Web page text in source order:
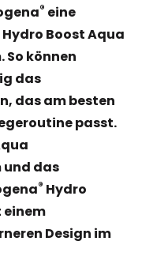
® eine
Boost Aqua
können
das
das am besten
passt.
und das
® Hydro
einem
Design im